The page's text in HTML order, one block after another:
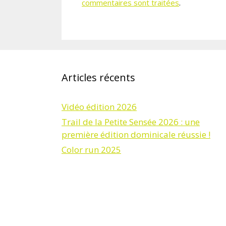
commentaires sont traitées.
Articles récents
Vidéo édition 2026
Trail de la Petite Sensée 2026 : une
première édition dominicale réussie !
Color run 2025